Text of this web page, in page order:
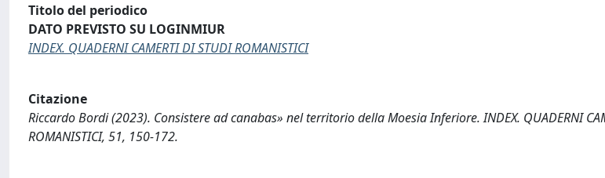
Titolo del periodico
DATO PREVISTO SU LOGINMIUR
INDEX. QUADERNI CAMERTI DI STUDI ROMANISTICI
Citazione
Riccardo Bordi (2023). Consistere ad canabas» nel territorio della Moesia Inferiore. INDEX. QUADERNI
ROMANISTICI, 51, 150-172.